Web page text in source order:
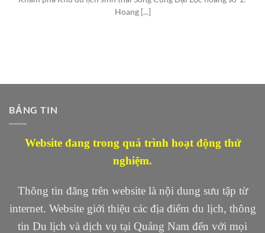
Hoang [...]
BẢNG TIN
Website đang trong quá trình hoạt động thử
nghiệm.
Thông tin đăng trên website là nội dung sưu tập từ
internet. Website giới thiệu các địa điểm du lịch, thông
tin Du lịch và dịch vụ tại Quảng Nam đến với mọi